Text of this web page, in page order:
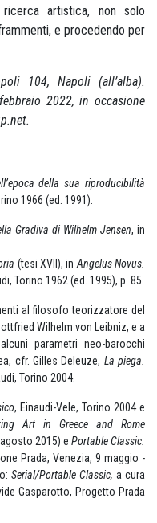
artistica, non solo
e procedendo per
104, Napoli (all’alba).
2022, in occasione
della sua riproducibilità
1966 (ed. 1991).
Gradiva di Wilhelm Jensen, in
(tesi XVII), in Angelus Novus.
Torino 1962 (ed. 1995), p. 85.
al filosofo teorizzatore del
Wilhelm von Leibniz, e a
parametri neo-barocchi
cfr. Gilles Deleuze, La piega.
Torino 2004.
, Einaudi-Vele, Torino 2004 e
Art in Greece and Rome
2015) e Portable Classic.
Prada, Venezia, 9 maggio -
Serial/Portable Classic,a cura
Gasparotto, Progetto Prada